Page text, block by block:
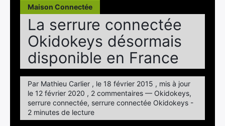
Maison Connectée
La serrure connectée
Okidokeys désormais
disponible en France
Par Mathieu Carlier , le 18 février 2015 , mis à jour
le 12 février 2020 , 2 commentaires — Okidokeys,
serrure connectée, serrure connectée Okidokeys -
2 minutes de lecture